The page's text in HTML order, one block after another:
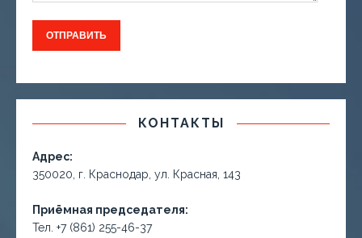
КОНТАКТЫ
Адрес:
350020, г. Краснодар, ул. Красная, 143
Приёмная председателя:
Тел. +7 (861) 255-46-37